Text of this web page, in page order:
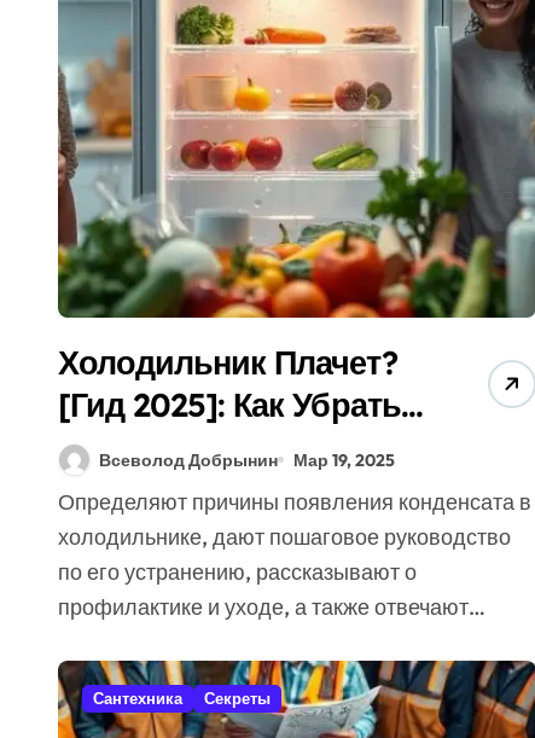
Холодильник Плачет?
[Гид 2025]: Как Убрать
Конденсат (Экспертные
Советы)!
Всеволод Добрынин Мар 19, 2025
Определяют причины появления конденсата в
холодильнике, дают пошаговое руководство
по его устранению, рассказывают о
профилактике и уходе, а также отвечают…
Сантехника Секреты